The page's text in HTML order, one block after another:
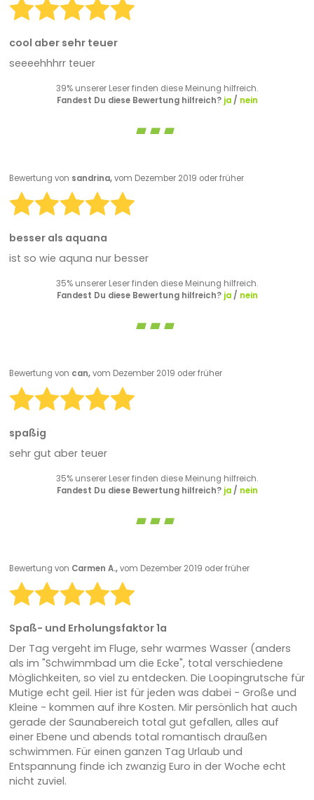
cool aber sehr teuer
seeeehhhrr teuer
39% unserer Leser finden diese Meinung hilfreich.
Fandest Du diese Bewertung hilfreich? ja/ nein
Bewertung von sandrina,vom Dezember 2019 oder früher
besser als aquana
ist so wie aquna nur besser
35% unserer Leser finden diese Meinung hilfreich.
Fandest Du diese Bewertung hilfreich? ja/ nein
Bewertung von can,vom Dezember 2019 oder früher
spaßig
sehr gut aber teuer
35% unserer Leser finden diese Meinung hilfreich.
Fandest Du diese Bewertung hilfreich? ja/ nein
Bewertung von Carmen A.,vom Dezember 2019 oder früher
Spaß- und Erholungsfaktor 1a
Der Tag vergeht im Fluge, sehr warmes Wasser (anders
als im "Schwimmbad um die Ecke", total verschiedene
Möglichkeiten, so viel zu entdecken. Die Loopingrutsche für
Mutige echt geil. Hier ist für jeden was dabei - Große und
Kleine - kommen auf ihre Kosten. Mir persönlich hat auch
gerade der Saunabereich total gut gefallen, alles auf
einer Ebene und abends total romantisch draußen
schwimmen. Für einen ganzen Tag Urlaub und
Entspannung finde ich zwanzig Euro in der Woche echt
nicht zuviel.